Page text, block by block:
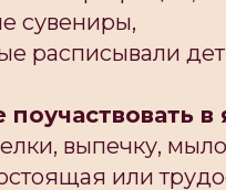
сувениры,
расписывали
выпечку,
или